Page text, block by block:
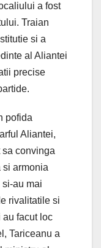
a fost
Traian
si a
al Aliantei
precise
pofida
Aliantei,
sa convinga
si armonia
au mai
rivalitatile si
facut loc
Tariceanu a